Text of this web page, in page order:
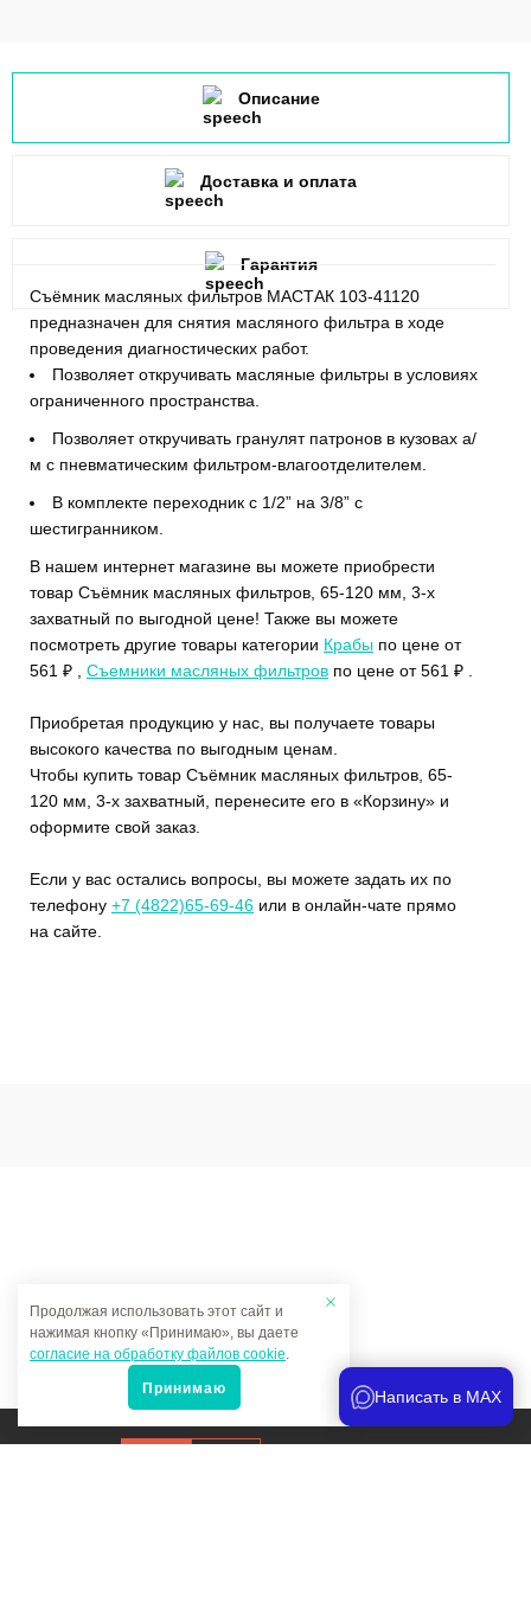
Описание
Съёмник масляных фильтров МАСТАК 103-41120
предназначен для снятия масляного фильтра в ходе
проведения диагностических работ.
Позволяет откручивать масляные фильтры в условиях
ограниченного пространства.
Позволяет откручивать гранулят патронов в кузовах а/
м с пневматическим фильтром-влагоотделителем.
В комплекте переходник с 1/2” на 3/8” с
шестигранником.
В нашем интернет магазине вы можете приобрести
товар Съёмник масляных фильтров, 65-120 мм, 3-х
захватный по выгодной цене! Также вы можете
посмотреть другие товары категории Крабы по цене от
561 ₽ , Съемники масляных фильтров по цене от 561 ₽ .
Приобретая продукцию у нас, вы получаете товары
высокого качества по выгодным ценам.
Чтобы купить товар Съёмник масляных фильтров, 65-
120 мм, 3-х захватный, перенесите его в «Корзину» и
оформите свой заказ.
Если у вас остались вопросы, вы можете задать их по
телефону +7 (4822)65-69-46 или в онлайн-чате прямо
на сайте.
Доставка и оплата
Гарантия
Продвижение сайта
Продолжая использовать этот сайт и
нажимая кнопку «Принимаю», вы даете
согласие на обработку файлов cookie.
Принимаю Написать в MAX